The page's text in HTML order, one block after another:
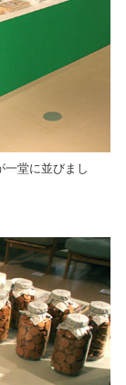
一堂に並びまし